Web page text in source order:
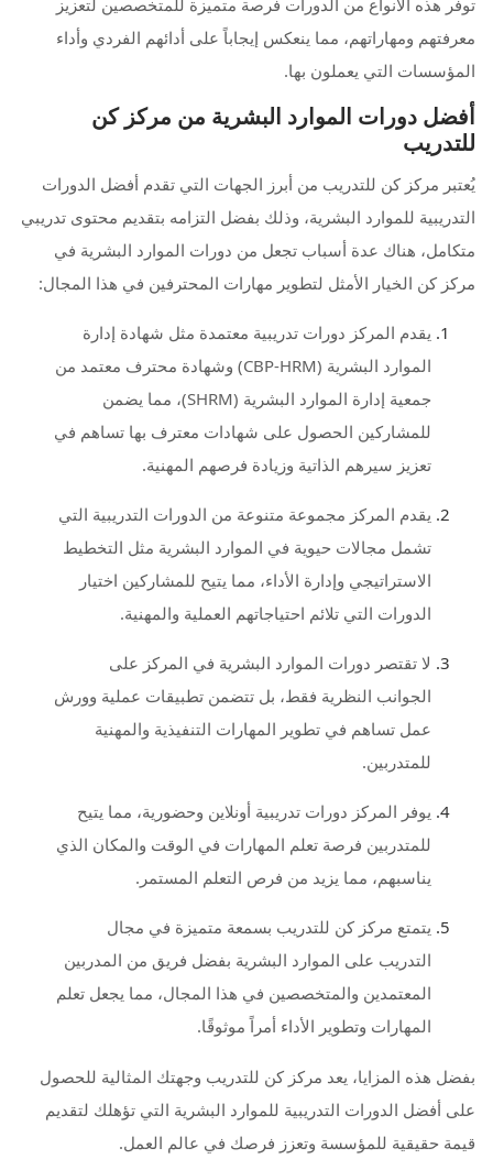
معرفتهم ومهاراتهم، مما ينعكس إيجاباً على أدائهم الفردي وأداء
المؤسسات التي يعملون بها.
أفضل دورات الموارد البشرية من مركز كن
للتدريب
يُعتبر مركز كن للتدريب من أبرز الجهات التي تقدم أفضل الدورات
التدريبية للموارد البشرية، وذلك بفضل التزامه بتقديم محتوى تدريبي
متكامل، هناك عدة أسباب تجعل من دورات الموارد البشرية في
مركز كن الخيار الأمثل لتطوير مهارات المحترفين في هذا المجال:
يقدم المركز دورات تدريبية معتمدة مثل شهادة إدارة
الموارد البشرية (CBP-HRM) وشهادة محترف معتمد من
جمعية إدارة الموارد البشرية (SHRM)، مما يضمن
للمشاركين الحصول على شهادات معترف بها تساهم في
تعزيز سيرهم الذاتية وزيادة فرصهم المهنية.
يقدم المركز مجموعة متنوعة من الدورات التدريبية التي
تشمل مجالات حيوية في الموارد البشرية مثل التخطيط
الاستراتيجي وإدارة الأداء، مما يتيح للمشاركين اختيار
الدورات التي تلائم احتياجاتهم العملية والمهنية.
لا تقتصر دورات الموارد البشرية في المركز على
الجوانب النظرية فقط، بل تتضمن تطبيقات عملية وورش
عمل تساهم في تطوير المهارات التنفيذية والمهنية
للمتدربين.
يوفر المركز دورات تدريبية أونلاين وحضورية، مما يتيح
للمتدربين فرصة تعلم المهارات في الوقت والمكان الذي
يناسبهم، مما يزيد من فرص التعلم المستمر.
يتمتع مركز كن للتدريب بسمعة متميزة في مجال
التدريب على الموارد البشرية بفضل فريق من المدربين
المعتمدين والمتخصصين في هذا المجال، مما يجعل تعلم
المهارات وتطوير الأداء أمراً موثوقًا.
بفضل هذه المزايا، يعد مركز كن للتدريب وجهتك المثالية للحصول
على أفضل الدورات التدريبية للموارد البشرية التي تؤهلك لتقديم
قيمة حقيقية للمؤسسة وتعزز فرصك في عالم العمل.